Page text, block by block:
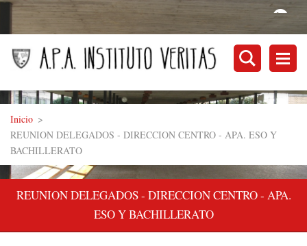
Inicio >
REUNION DELEGADOS - DIRECCION CENTRO - APA. ESO Y
BACHILLERATO
REUNION DELEGADOS - DIRECCION CENTRO - APA.
ESO Y BACHILLERATO